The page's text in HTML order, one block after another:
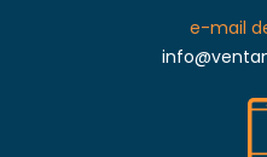
e-mail